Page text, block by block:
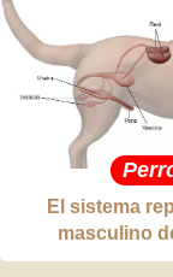
El sistema
masculino